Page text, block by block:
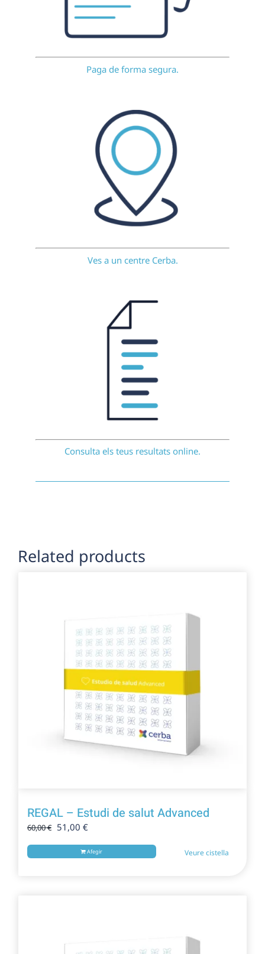
Paga de forma segura.
Ves a un centre Cerba.
Consulta els teus resultats online.
Related products
REGAL – Estudi de salut Advanced
60,00€ El
original
51,00 €El
actual
Veure cistella
Afegir